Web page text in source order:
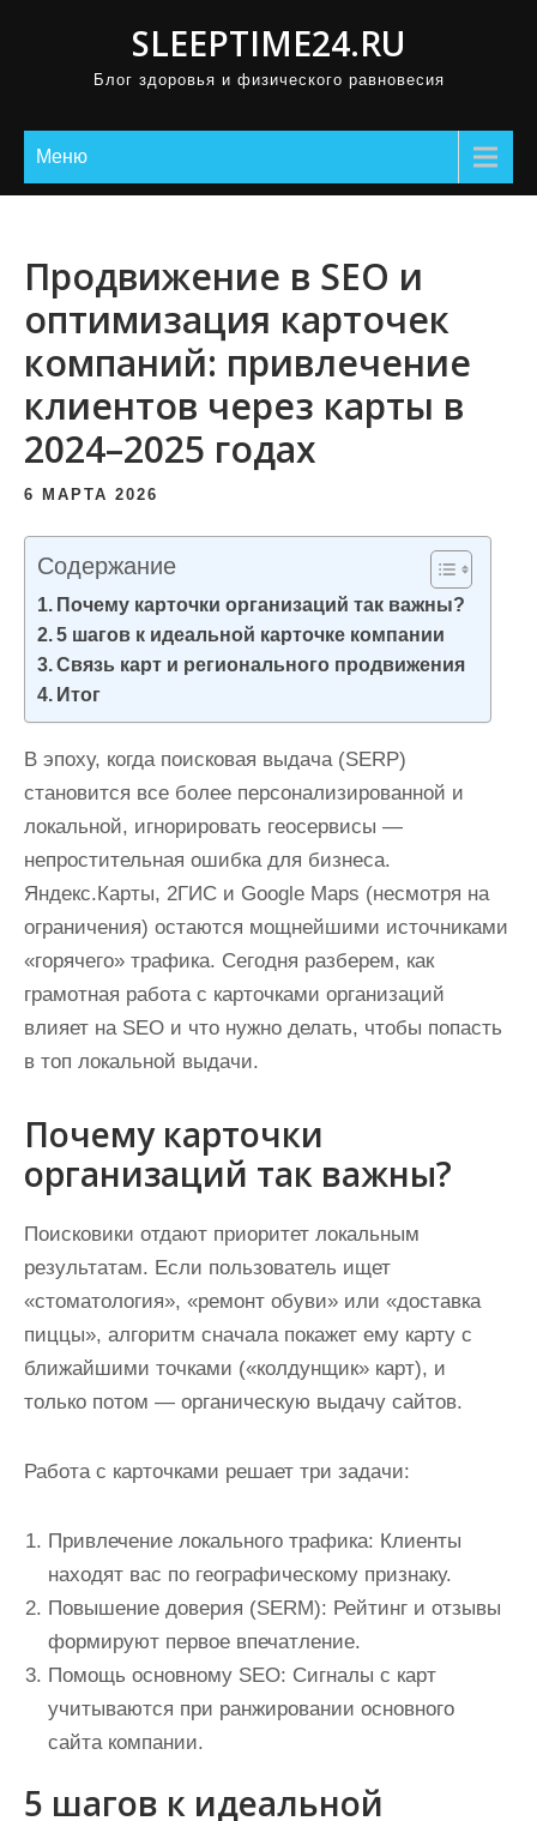
SLEEPTIME24.RU
Блог здоровья и физического равновесия
Меню
Продвижение в SEO и
оптимизация карточек
компаний: привлечение
клиентов через карты в
2024–2025 годах
6 МАРТА 2026
Содержание
Почему карточки организаций так важны?
5 шагов к идеальной карточке компании
Связь карт и регионального продвижения
Итог
В эпоху, когда поисковая выдача (SERP)
становится все более персонализированной и
локальной, игнорировать геосервисы —
непростительная ошибка для бизнеса.
Яндекс.Карты, 2ГИС и Google Maps (несмотря на
ограничения) остаются мощнейшими источниками
«горячего» трафика. Сегодня разберем, как
грамотная работа с карточками организаций
влияет на SEO и что нужно делать, чтобы попасть
в топ локальной выдачи.
Почему карточки
организаций так важны?
Поисковики отдают приоритет локальным
результатам. Если пользователь ищет
«стоматология», «ремонт обуви» или «доставка
пиццы», алгоритм сначала покажет ему карту с
ближайшими точками («колдунщик» карт), и
только потом — органическую выдачу сайтов.
Работа с карточками решает три задачи:
Привлечение локального трафика: Клиенты
находят вас по географическому признаку.
Повышение доверия (SERM): Рейтинг и отзывы
формируют первое впечатление.
Помощь основному SEO: Сигналы с карт
учитываются при ранжировании основного
сайта компании.
5 шагов к идеальной